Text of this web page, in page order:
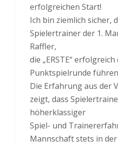
erfolgreichen Start!
Ich bin ziemlich sicher,
Spielertrainer der 1.
Raffler,
die „ERSTE“
Punktspielrunde
Die Erfahrung aus der
zeigt, dass
höherklassiger
Spiel- und
Mannschaft stets in